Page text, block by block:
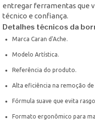
entregar ferramentas que
técnico e confiança.
Detalhes técnicos da
Marca Caran d'Ache.
Modelo Artística.
Referência do produto.
Alta eficiência na remoção
Fórmula suave que evita
Formato ergonômico para